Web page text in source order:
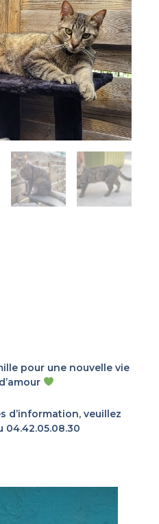
pour une nouvelle vie
d’information, veuillez
04.42.05.08.30